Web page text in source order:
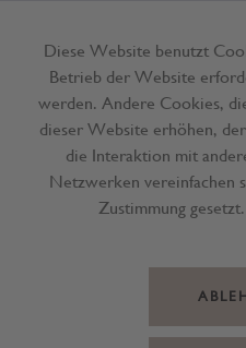
Menü
Diese Website benutzt
Betrieb der Website
werden. Andere Cookies,
dieser Website erhöhen,
die Interaktion mit
Netzwerken vereinfachen
Zustimmung gesetzt.